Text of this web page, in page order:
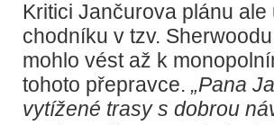
Kritici Jančurova plánu
chodníku v tzv.
mohlo vést až k
tohoto přepravce. „Pana
vytížené trasy s dobrou